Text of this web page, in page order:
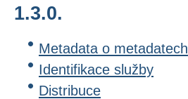
1.3.0.
Metadata o metadatech
Identifikace služby
Distribuce